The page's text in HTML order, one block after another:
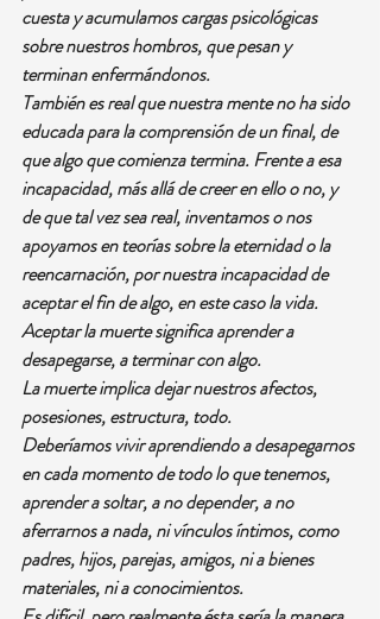
cuesta y acumulamos cargas psicológicas
sobre nuestros hombros, que pesan y
terminan enfermándonos.
También es real que nuestra mente no ha sido
educada para la comprensión de un final, de
que algo que comienza termina. Frente a esa
incapacidad, más allá de creer en ello o no, y
de que tal vez sea real, inventamos o nos
apoyamos en teorías sobre la eternidad o la
reencarnación, por nuestra incapacidad de
aceptar el fin de algo, en este caso la vida.
Aceptar la muerte significa aprender a
desapegarse, a terminar con algo.
La muerte implica dejar nuestros afectos,
posesiones, estructura, todo.
Deberíamos vivir aprendiendo a desapegarnos
en cada momento de todo lo que tenemos,
aprender a soltar, a no depender, a no
aferrarnos a nada, ni vínculos íntimos, como
padres, hijos, parejas, amigos, ni a bienes
materiales, ni a conocimientos.